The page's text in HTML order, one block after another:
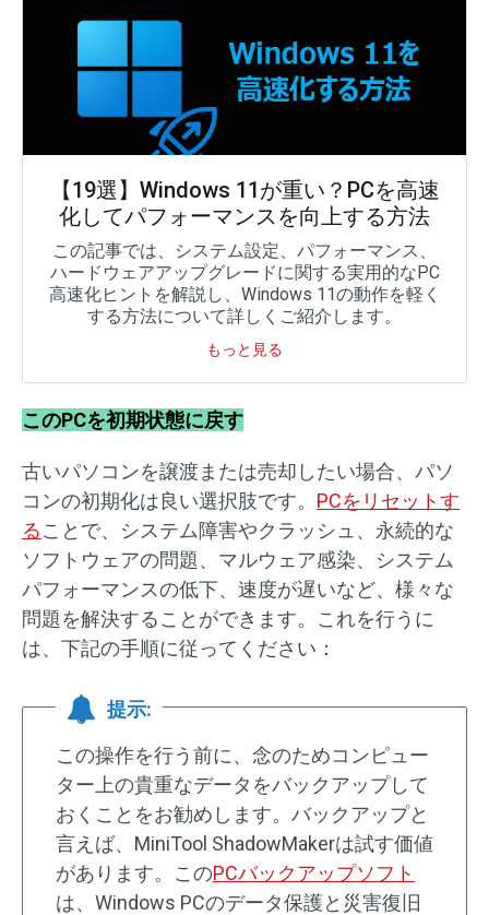
【19選】Windows 11が重い？PCを高速
化してパフォーマンスを向上する方法
この記事では、システム設定、パフォーマンス、
ハードウェアアップグレードに関する実用的なPC
高速化ヒントを解説し、Windows 11の動作を軽く
する方法について詳しくご紹介します。
もっと見る
このPCを初期状態に戻す
古いパソコンを譲渡または売却したい場合、パソ
コンの初期化は良い選択肢です。 PCをリセットす
ることで、システム障害やクラッシュ、永続的な
ソフトウェアの問題、マルウェア感染、システム
パフォーマンスの低下、速度が遅いなど、様々な
問題を解決することができます。これを行うに
は、下記の手順に従ってください：
提示:
この操作を行う前に、念のためコンピュー
ター上の貴重なデータをバックアップして
おくことをお勧めします。バックアップと
言えば、MiniTool ShadowMakerは試す価値
があります。このPCバックアップソフト
は、Windows PCのデータ保護と災害復旧